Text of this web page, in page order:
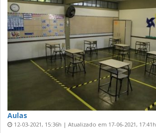
Aulas
12-03-2021, 15:36h | Atualizado em 17-06-2021, 17:41h